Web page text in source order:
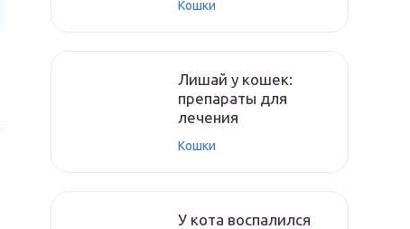
Кошки
Лишай у кошек:
препараты для
лечения
Кошки
У кота воспалился